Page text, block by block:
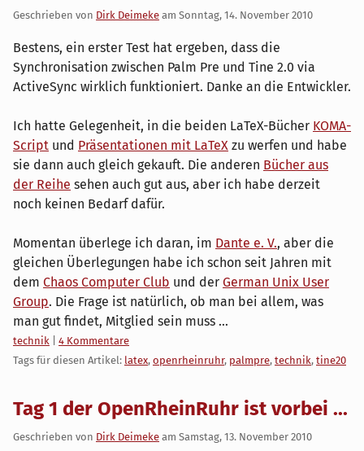
Geschrieben von Dirk Deimeke am Sonntag, 14. November 2010
Bestens, ein erster Test hat ergeben, dass die
Synchronisation zwischen Palm Pre und Tine 2.0 via
ActiveSync wirklich funktioniert. Danke an die Entwickler.
Ich hatte Gelegenheit, in die beiden LaTeX-Bücher KOMA-
Script und Präsentationen mit LaTeX zu werfen und habe
sie dann auch gleich gekauft. Die anderen Bücher aus
der Reihe sehen auch gut aus, aber ich habe derzeit
noch keinen Bedarf dafür.
Momentan überlege ich daran, im Dante e. V., aber die
gleichen Überlegungen habe ich schon seit Jahren mit
dem Chaos Computer Club und der German Unix User
Group. Die Frage ist natürlich, ob man bei allem, was
man gut findet, Mitglied sein muss ...
Kategorien:
technik
4 Kommentare
Tags für diesen Artikel: latex, openrheinruhr, palmpre, technik, tine20
Tag 1 der OpenRheinRuhr ist vorbei ...
Geschrieben von Dirk Deimeke am Samstag, 13. November 2010